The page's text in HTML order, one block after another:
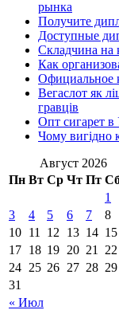
рынка
Получите
Доступные
Складчина на
Как
Официальное
Вегаслот як
гравців
Опт сигарет в
Чому вигідно
Август 2026
Пн Вт Ср Чт Пт
« Июл
1
3
4 5 6 7 8
10 11 12 13 14 15
17 18 19 20 21 22
24 25 26 27 28 29
31